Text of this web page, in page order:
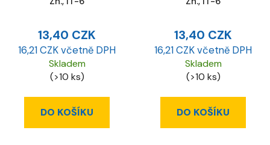
13,40 CZK
16,21 CZK včetně DPH
Skladem
(>10 ks)
DO KOŠÍKU
13,40 CZK
16,21 CZK včetně DPH
Skladem
(>10 ks)
DO KOŠÍKU